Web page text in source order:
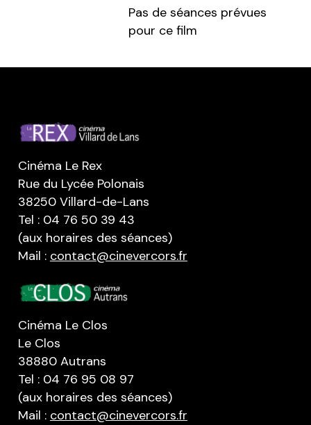
Pas de séances prévues
pour ce film
Cinéma Le Rex
Rue du Lycée Polonais
38250 Villard-de-Lans
Tel : 04 76 50 39 43
(aux horaires des séances)
Mail : contact@cinevercors.fr
Cinéma Le Clos
Le Clos
38880 Autrans
Tel : 04 76 95 08 97
(aux horaires des séances)
Mail : contact@cinevercors.fr